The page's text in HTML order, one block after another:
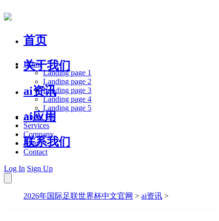
首页
关于我们
ai资讯
ai应用
联系我们
Home
Landing page 1
Landing page 2
Landing page 3
Landing page 4
Landing page 5
About Us
Services
Company
Blog
Contact
Log In Sign Up
2026年国际足联世界杯中文官网 > ai资讯 >